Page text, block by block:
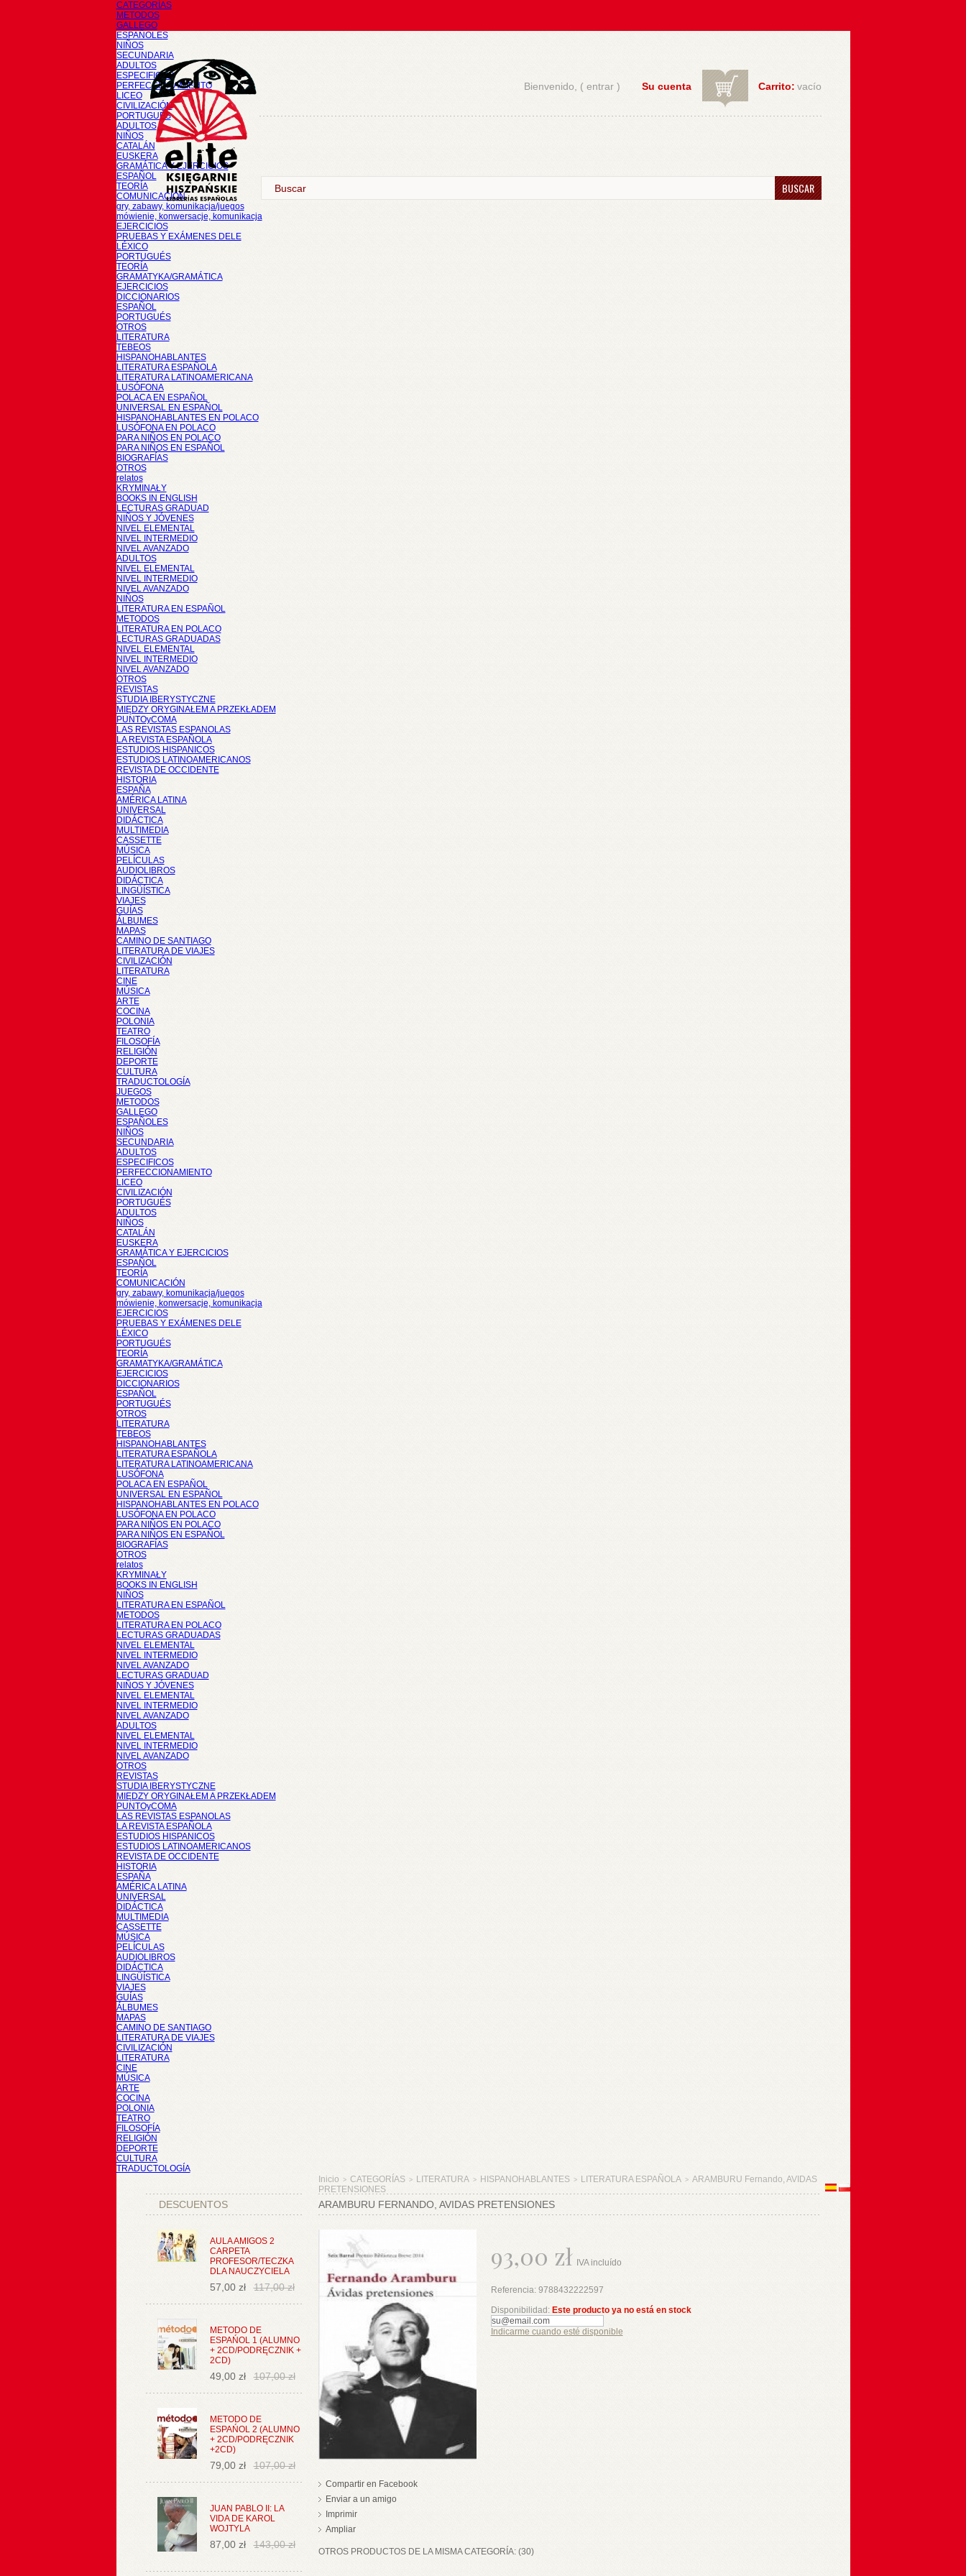
CATEGORÍAS
METODOS
GALLEGO
ESPAÑOLES
NIÑOS
SECUNDARIA
ADULTOS
ESPECIFICOS
PERFECCIONAMIENTO
LICEO
CIVILIZACIÓN
PORTUGUÉS
ADULTOS
NIÑOS
CATALÁN
EUSKERA
GRAMÁTICA Y EJERCICIOS
ESPAÑOL
TEORÍA
COMUNICACIÓN
gry, zabawy, komunikacja/juegos
mówienie, konwersacje, komunikacja
EJERCICIOS
PRUEBAS Y EXÁMENES DELE
LÉXICO
PORTUGUÉS
TEORÍA
GRAMATYKA/GRAMÁTICA
EJERCICIOS
DICCIONARIOS
ESPAÑOL
PORTUGUÉS
OTROS
LITERATURA
TEBEOS
HISPANOHABLANTES
LITERATURA ESPAÑOLA
LITERATURA LATINOAMERICANA
LUSÓFONA
POLACA EN ESPAÑOL
UNIVERSAL EN ESPAÑOL
HISPANOHABLANTES EN POLACO
LUSÓFONA EN POLACO
PARA NIÑOS EN POLACO
PARA NIÑOS EN ESPAÑOL
BIOGRAFÍAS
OTROS
relatos
KRYMINAŁY
BOOKS IN ENGLISH
LECTURAS GRADUAD
NIÑOS Y JÓVENES
NIVEL ELEMENTAL
NIVEL INTERMEDIO
NIVEL AVANZADO
ADULTOS
NIVEL ELEMENTAL
NIVEL INTERMEDIO
NIVEL AVANZADO
NIÑOS
LITERATURA EN ESPAÑOL
METODOS
LITERATURA EN POLACO
LECTURAS GRADUADAS
NIVEL ELEMENTAL
NIVEL INTERMEDIO
NIVEL AVANZADO
OTROS
REVISTAS
STUDIA IBERYSTYCZNE
MIĘDZY ORYGINAŁEM A PRZEKŁADEM
PUNTOyCOMA
LAS REVISTAS ESPANOLAS
LA REVISTA ESPAÑOLA
ESTUDIOS HISPANICOS
ESTUDIOS LATINOAMERICANOS
REVISTA DE OCCIDENTE
HISTORIA
ESPAÑA
AMÉRICA LATINA
UNIVERSAL
DIDÁCTICA
MULTIMEDIA
CASSETTE
MÚSICA
PELÍCULAS
AUDIOLIBROS
DIDÁCTICA
LINGÜÍSTICA
VIAJES
GUÍAS
ÁLBUMES
MAPAS
CAMINO DE SANTIAGO
LITERATURA DE VIAJES
CIVILIZACIÓN
LITERATURA
CINE
MÚSICA
ARTE
COCINA
POLONIA
TEATRO
FILOSOFÍA
RELIGIÓN
DEPORTE
CULTURA
TRADUCTOLOGÍA
JUEGOS
METODOS
GALLEGO
ESPAÑOLES
NIÑOS
SECUNDARIA
ADULTOS
ESPECIFICOS
PERFECCIONAMIENTO
LICEO
CIVILIZACIÓN
PORTUGUÉS
ADULTOS
NIÑOS
CATALÁN
EUSKERA
GRAMÁTICA Y EJERCICIOS
ESPAÑOL
TEORÍA
COMUNICACIÓN
gry, zabawy, komunikacja/juegos
mówienie, konwersacje, komunikacja
EJERCICIOS
PRUEBAS Y EXÁMENES DELE
LÉXICO
PORTUGUÉS
TEORÍA
GRAMATYKA/GRAMÁTICA
EJERCICIOS
DICCIONARIOS
ESPAÑOL
PORTUGUÉS
OTROS
LITERATURA
TEBEOS
HISPANOHABLANTES
LITERATURA ESPAÑOLA
LITERATURA LATINOAMERICANA
LUSÓFONA
POLACA EN ESPAÑOL
UNIVERSAL EN ESPAÑOL
HISPANOHABLANTES EN POLACO
LUSÓFONA EN POLACO
PARA NIÑOS EN POLACO
PARA NIÑOS EN ESPAÑOL
BIOGRAFÍAS
OTROS
relatos
KRYMINAŁY
BOOKS IN ENGLISH
NIÑOS
LITERATURA EN ESPAÑOL
METODOS
LITERATURA EN POLACO
LECTURAS GRADUADAS
NIVEL ELEMENTAL
NIVEL INTERMEDIO
NIVEL AVANZADO
LECTURAS GRADUAD
NIÑOS Y JÓVENES
NIVEL ELEMENTAL
NIVEL INTERMEDIO
NIVEL AVANZADO
ADULTOS
NIVEL ELEMENTAL
NIVEL INTERMEDIO
NIVEL AVANZADO
OTROS
REVISTAS
STUDIA IBERYSTYCZNE
MIĘDZY ORYGINAŁEM A PRZEKŁADEM
PUNTOyCOMA
LAS REVISTAS ESPANOLAS
LA REVISTA ESPAÑOLA
ESTUDIOS HISPANICOS
ESTUDIOS LATINOAMERICANOS
REVISTA DE OCCIDENTE
HISTORIA
ESPAÑA
AMÉRICA LATINA
UNIVERSAL
DIDÁCTICA
MULTIMEDIA
CASSETTE
MÚSICA
PELÍCULAS
AUDIOLIBROS
DIDÁCTICA
LINGÜÍSTICA
VIAJES
GUÍAS
ÁLBUMES
MAPAS
CAMINO DE SANTIAGO
LITERATURA DE VIAJES
CIVILIZACIÓN
LITERATURA
CINE
MÚSICA
ARTE
COCINA
POLONIA
TEATRO
FILOSOFÍA
RELIGIÓN
DEPORTE
CULTURA
TRADUCTOLOGÍA
Carrito: vacío
Su cuenta
Bienvenido, ( entrar)
BUSCAR
DESCUENTOS
AULA AMIGOS 2
CARPETA
PROFESOR/TECZKA
DLA NAUCZYCIELA
57,00 zł 117,00 zł
METODO DE
ESPAŃOL 1 (ALUMNO
+ 2CD/PODRĘCZNIK +
2CD)
49,00 zł 107,00 zł
METODO DE
ESPAŃOL 2 (ALUMNO
+ 2CD/PODRĘCZNIK
+2CD)
79,00 zł 107,00 zł
JUAN PABLO II: LA
VIDA DE KAROL
WOJTYLA
87,00 zł 143,00 zł
Inicio > CATEGORÍAS > LITERATURA > HISPANOHABLANTES > LITERATURA ESPAÑOLA > ARAMBURU Fernando, AVIDAS
PRETENSIONES
ARAMBURU FERNANDO, AVIDAS PRETENSIONES
Compartir en Facebook
Enviar a un amigo
Imprimir
Ampliar
93,00 zł IVA incluído
Referencia: 9788432222597
Disponibilidad: Este producto ya no está en stock
Indicarme cuando esté disponible
OTROS PRODUCTOS DE LA MISMA CATEGORÍA: (30)